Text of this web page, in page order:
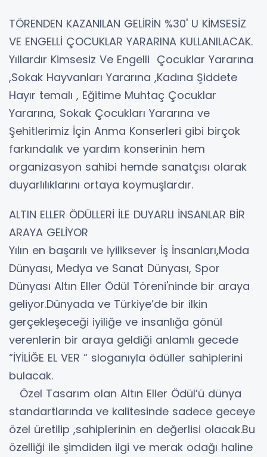
TÖRENDEN KAZANILAN GELİRİN %30' U KİMSESİZ
VE ENGELLİ ÇOCUKLAR YARARINA KULLANILACAK.
Yıllardır Kimsesiz Ve Engelli Çocuklar Yararına
,Sokak Hayvanları Yararına ,Kadına Şiddete
Hayır temalı , Eğitime Muhtaç Çocuklar
Yararına, Sokak Çocukları Yararına ve
Şehitlerimiz İçin Anma Konserleri gibi birçok
farkındalık ve yardım konserinin hem
organizasyon sahibi hemde sanatçısı olarak
duyarlılıklarını ortaya koymuşlardır.
ALTIN ELLER ÖDÜLLERİ İLE DUYARLI İNSANLAR BİR
ARAYA GELİYOR
Yılın en başarılı ve iyiliksever İş İnsanları,Moda
Dünyası, Medya ve Sanat Dünyası, Spor
Dünyası Altın Eller Ödül Töreni'ninde bir araya
geliyor.Dünyada ve Türkiye’de bir ilkin
gerçekleşeceği iyiliğe ve insanlığa gönül
verenlerin bir araya geldiği anlamlı gecede
“İYİLİĞE EL VER “ sloganıyla ödüller sahiplerini
bulacak.
Özel Tasarım olan Altın Eller Ödül’ü dünya
standartlarında ve kalitesinde sadece geceye
özel üretilip ,sahiplerinin en değerlisi olacak.Bu
özelliği ile şimdiden ilgi ve merak odağı haline